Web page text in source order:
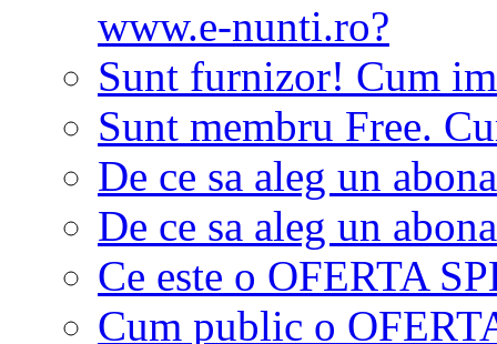
www.e-nunti.ro?
Sunt furnizor! Cum
Sunt membru Free.
De ce sa aleg un
De ce sa aleg un
Ce este o OFERTA
Cum public o